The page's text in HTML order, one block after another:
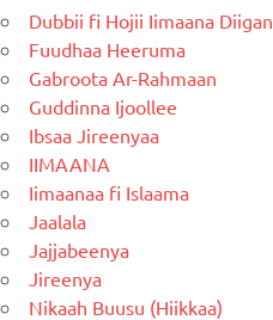
Dubbii fi Hojii Iimaana Diigan
Fuudhaa Heeruma
Gabroota Ar-Rahmaan
Guddinna Ijoollee
Ibsaa Jireenyaa
IIMAANA
Iimaanaa fi Islaama
Jaalala
Jajjabeenya
Jireenya
Nikaah Buusu (Hiikkaa)